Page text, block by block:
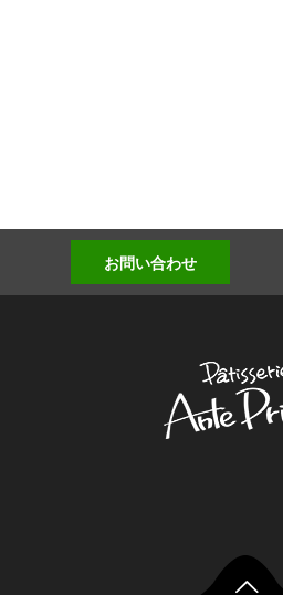
お問い合わせ
